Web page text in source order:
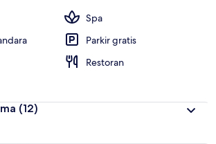
Spa
Parkir gratis
Restoran
(12)